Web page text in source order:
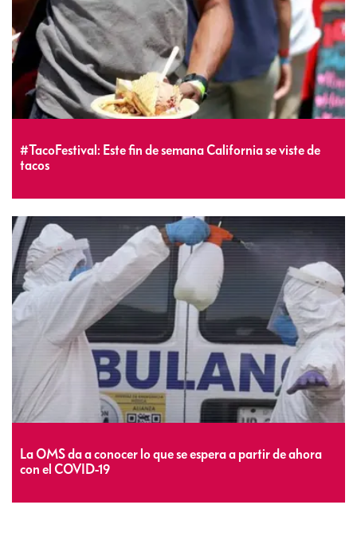
#TacoFestival: Este fin de semana California se viste de
tacos
La OMS da a conocer lo que se espera a partir de ahora
con el COVID-19